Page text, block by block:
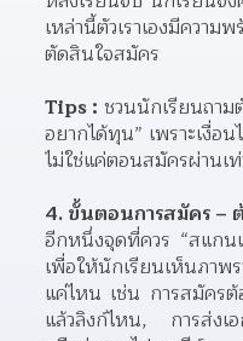
เหล่านี้ตัวเราเองมีคว
ตัดสินใจสมัคร
Tips : ชวนนักเรียนถาม
อยากได้ทุน” เพราะเงื่อ
ไม่ใช่แค่ตอนสมัครผ่านเ
4. ขั้นตอนการสมัคร –
อีกหนึ่งจุดที่ควร “สแก
เพื่อให้นักเรียนเห็นภาพ
แค่ไหน เช่น การสมัครต้
แล้วลิงก์ไหน, การส่งเ